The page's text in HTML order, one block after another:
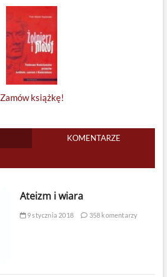
Zamów książkę!
KOMENTARZE
Ateizm i wiara
9 stycznia 2018 358 komentarzy